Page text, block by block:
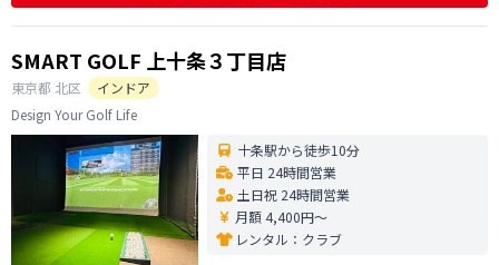
SMART GOLF 上十条３丁目店
東京都 北区
インドア
Design Your Golf Life
十条駅から徒歩10分
平日 24時間営業
土日祝 24時間営業
月額 4,400円〜
レンタル： クラブ